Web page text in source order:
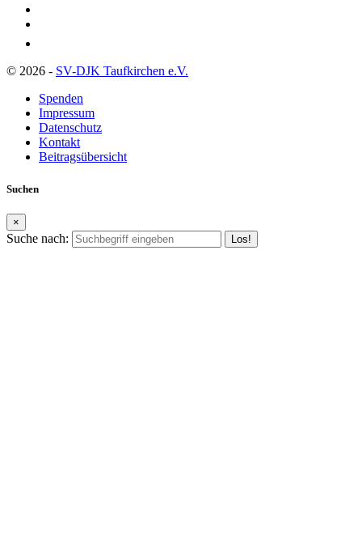
© 2026 - SV-DJK Taufkirchen e.V.
Spenden
Impressum
Datenschutz
Kontakt
Beitragsübersicht
Suchen
×
Suche nach: